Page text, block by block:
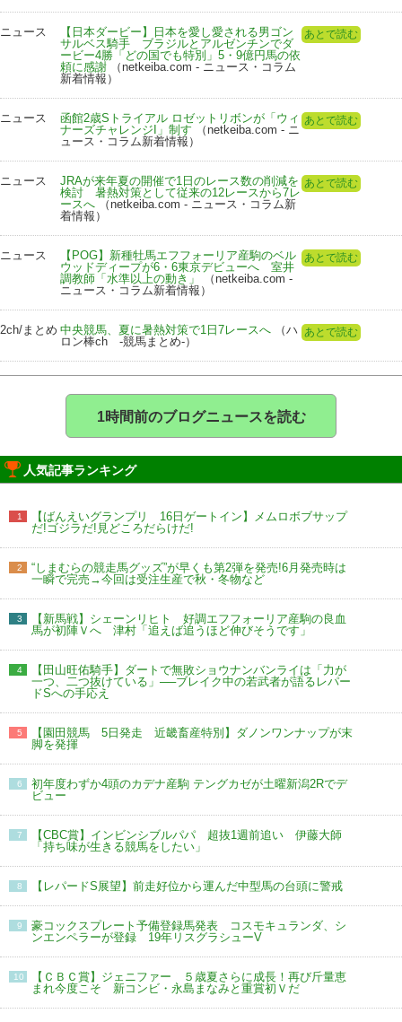
ニュース
【日本ダービー】日本を愛し愛される男ゴン
サルベス騎手 ブラジルとアルゼンチンでダ
ービー4勝「どの国でも特別」5・9億円馬の依
頼に感謝 （netkeiba.com - ニュース・コラム
新着情報）
あとで読む
ニュース
函館2歳Sトライアル ロゼットリボンが「ウィ
ナーズチャレンジI」制す （netkeiba.com - ニ
ュース・コラム新着情報）
あとで読む
ニュース
JRAが来年夏の開催で1日のレース数の削減を
検討 暑熱対策として従来の12レースから7レ
ースへ （netkeiba.com - ニュース・コラム新
着情報）
あとで読む
ニュース
【POG】新種牡馬エフフォーリア産駒のベル
ウッドディープが6・6東京デビューへ 室井
調教師「水準以上の動き」
（netkeiba.com -
ニュース・コラム新着情報）
あとで読む
2ch/まとめ 中央競馬、夏に暑熱対策で1日7レースへ （ハ
ロン棒ch -競馬まとめ-）
あとで読む
1時間前のブログニュースを読む
人気記事ランキング
1
【ばんえいグランプリ 16日ゲートイン】メムロボブサップ
だ!ゴジラだ!見どころだらけだ!
2
“しまむらの競走馬グッズ”が早くも第2弾を発売!6月発売時は
一瞬で完売→今回は受注生産で秋・冬物など
3
【新馬戦】シェーンリヒト 好調エフフォーリア産駒の良血
馬が初陣Ｖへ 津村「追えば追うほど伸びそうです」
4
【田山旺佑騎手】ダートで無敗ショウナンバンライは「力が
一つ、二つ抜けている」──ブレイク中の若武者が語るレパー
ドSへの手応え
5
【園田競馬 5日発走 近畿畜産特別】ダノンワンナップが末
脚を発揮
6
初年度わずか4頭のカデナ産駒 テングカゼが土曜新潟2Rでデ
ビュー
7
【CBC賞】インビンシブルパパ 超抜1週前追い 伊藤大師
「持ち味が生きる競馬をしたい」
8 【レパードS展望】前走好位から運んだ中型馬の台頭に警戒
9
豪コックスプレート予備登録馬発表 コスモキュランダ、シ
ンエンペラーが登録 19年リスグラシューV
10
【ＣＢＣ賞】ジェニファー ５歳夏さらに成長！再び斤量恵
まれ今度こそ 新コンビ・永島まなみと重賞初Ｖだ